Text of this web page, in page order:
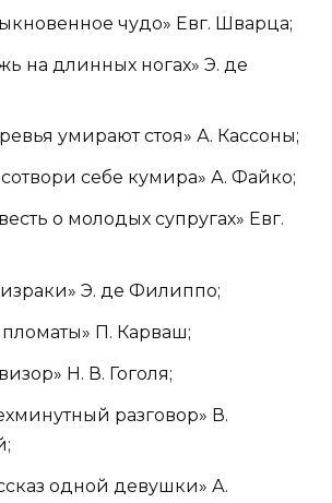
чудо» Евг. Шварца;
на длинных ногах» Э. де
умирают стоя» А. Кассоны;
себе кумира» А. Файко;
о молодых супругах» Евг.
Э. де Филиппо;
П. Карваш;
Н. В. Гоголя;
разговор» В.
одной девушки» А.